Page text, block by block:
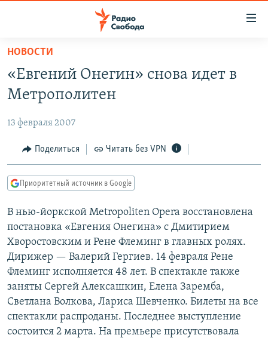
упрощенного
доступа
Вернуться
основному
Вернутся
главной
навигации
Вернутся
поиску
АВТОРСКИЕ ПРОЕКТЫ
ЦИТАТЫ СВОБОДЫ
МНЕНИЯ
IDEL.РЕАЛИИ
КАВКАЗ.РЕАЛИИ
СЕВЕР.РЕАЛИИ
СИБИРЬ.РЕАЛИИ
РАСПИСАНИЕ ВЕЩАНИЯ
ПОДПИШИТЕСЬ НА РАССЫЛКУ
СОЦИАЛЬНЫЕ СЕТИ
НОВОСТИ
«Евгений Онегин» снова идет в
Метрополитен
13 февраля 2007
Поделиться Читать без VPN
Приоритетный источник в Google
В нью-йоркской Metropoliten Opera восстановлена
постановка «Евгения Онегина» с Дмитирием
Хворостовским и Рене Флеминг в главных ролях.
Дирижер — Валерий Гергиев. 14 февраля Рене
Флеминг исполняется 48 лет. В спектакле также
заняты Сергей Алексашкин, Елена Заремба,
Светлана Волкова, Лариса Шевченко. Билеты на все
спектакли распроданы. Последнее выступление
состоится 2 марта. На премьере присутствовала